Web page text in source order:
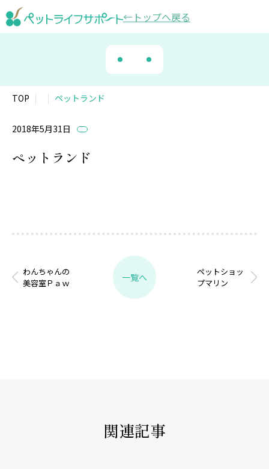
トップへ戻る
TOP ペットランド
2018年5月31日
ペットランド
わんちゃんの
美容室Ｐａｗ
一覧へ
ペットショッ
プマリン
関連記事